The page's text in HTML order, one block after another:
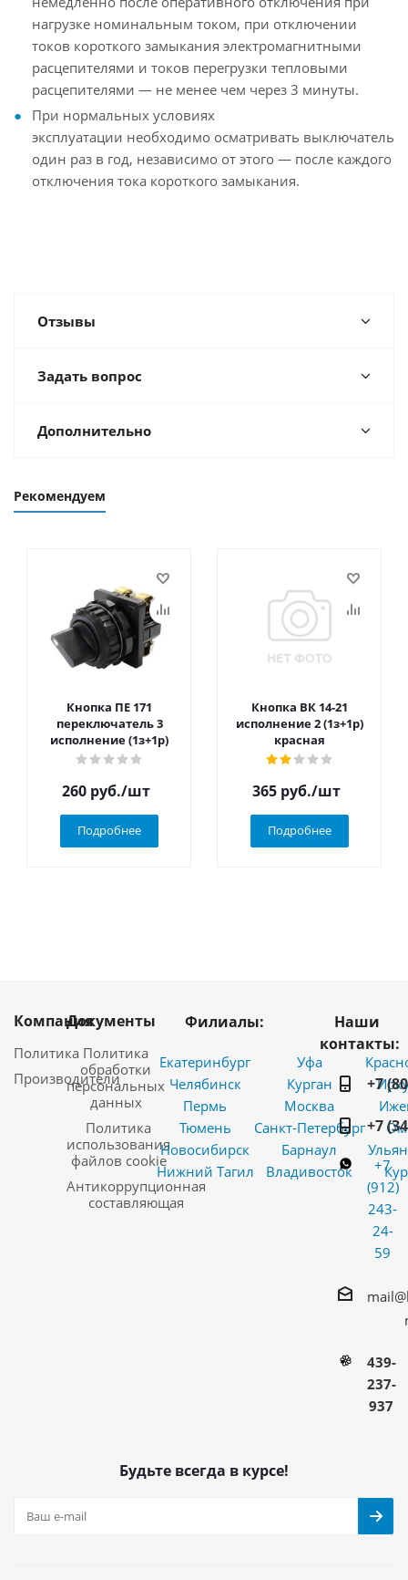
нагрузке номинальным током, при отключении
токов короткого замыкания электромагнитными
расцепителями и токов перегрузки тепловыми
расцепителями — не менее чем через 3 минуты.
При нормальных условиях
эксплуатации необходимо осматривать выключатель
один раз в год, независимо от этого — после каждого
отключения тока короткого замыкания.
Отзывы
Задать вопрос
Дополнительно
Рекомендуем
Кнопка ПЕ 171
переключатель 3
исполнение (1з+1р)
260 руб./шт
Подробнее
Кнопка ВК 14-21
исполнение 2 (1з+1р)
красная
365 руб./шт
Подробнее
Компания
Политика
Производители
Документы
Политика
обработки
персональных
данных
Политика
использования
файлов cookie
Антикоррупционная
составляющая
Филиалы:
Екатеринбург
Челябинск
Пермь
Тюмень
Новосибирск
Нижний Тагил
Уфа
Курган
Москва
Санкт-Петербург
Барнаул
Владивосток
Наши
контакты:
+7
+7
+7
(912)
243-
24-
59
439-
237-
937
Будьте всегда в курсе!